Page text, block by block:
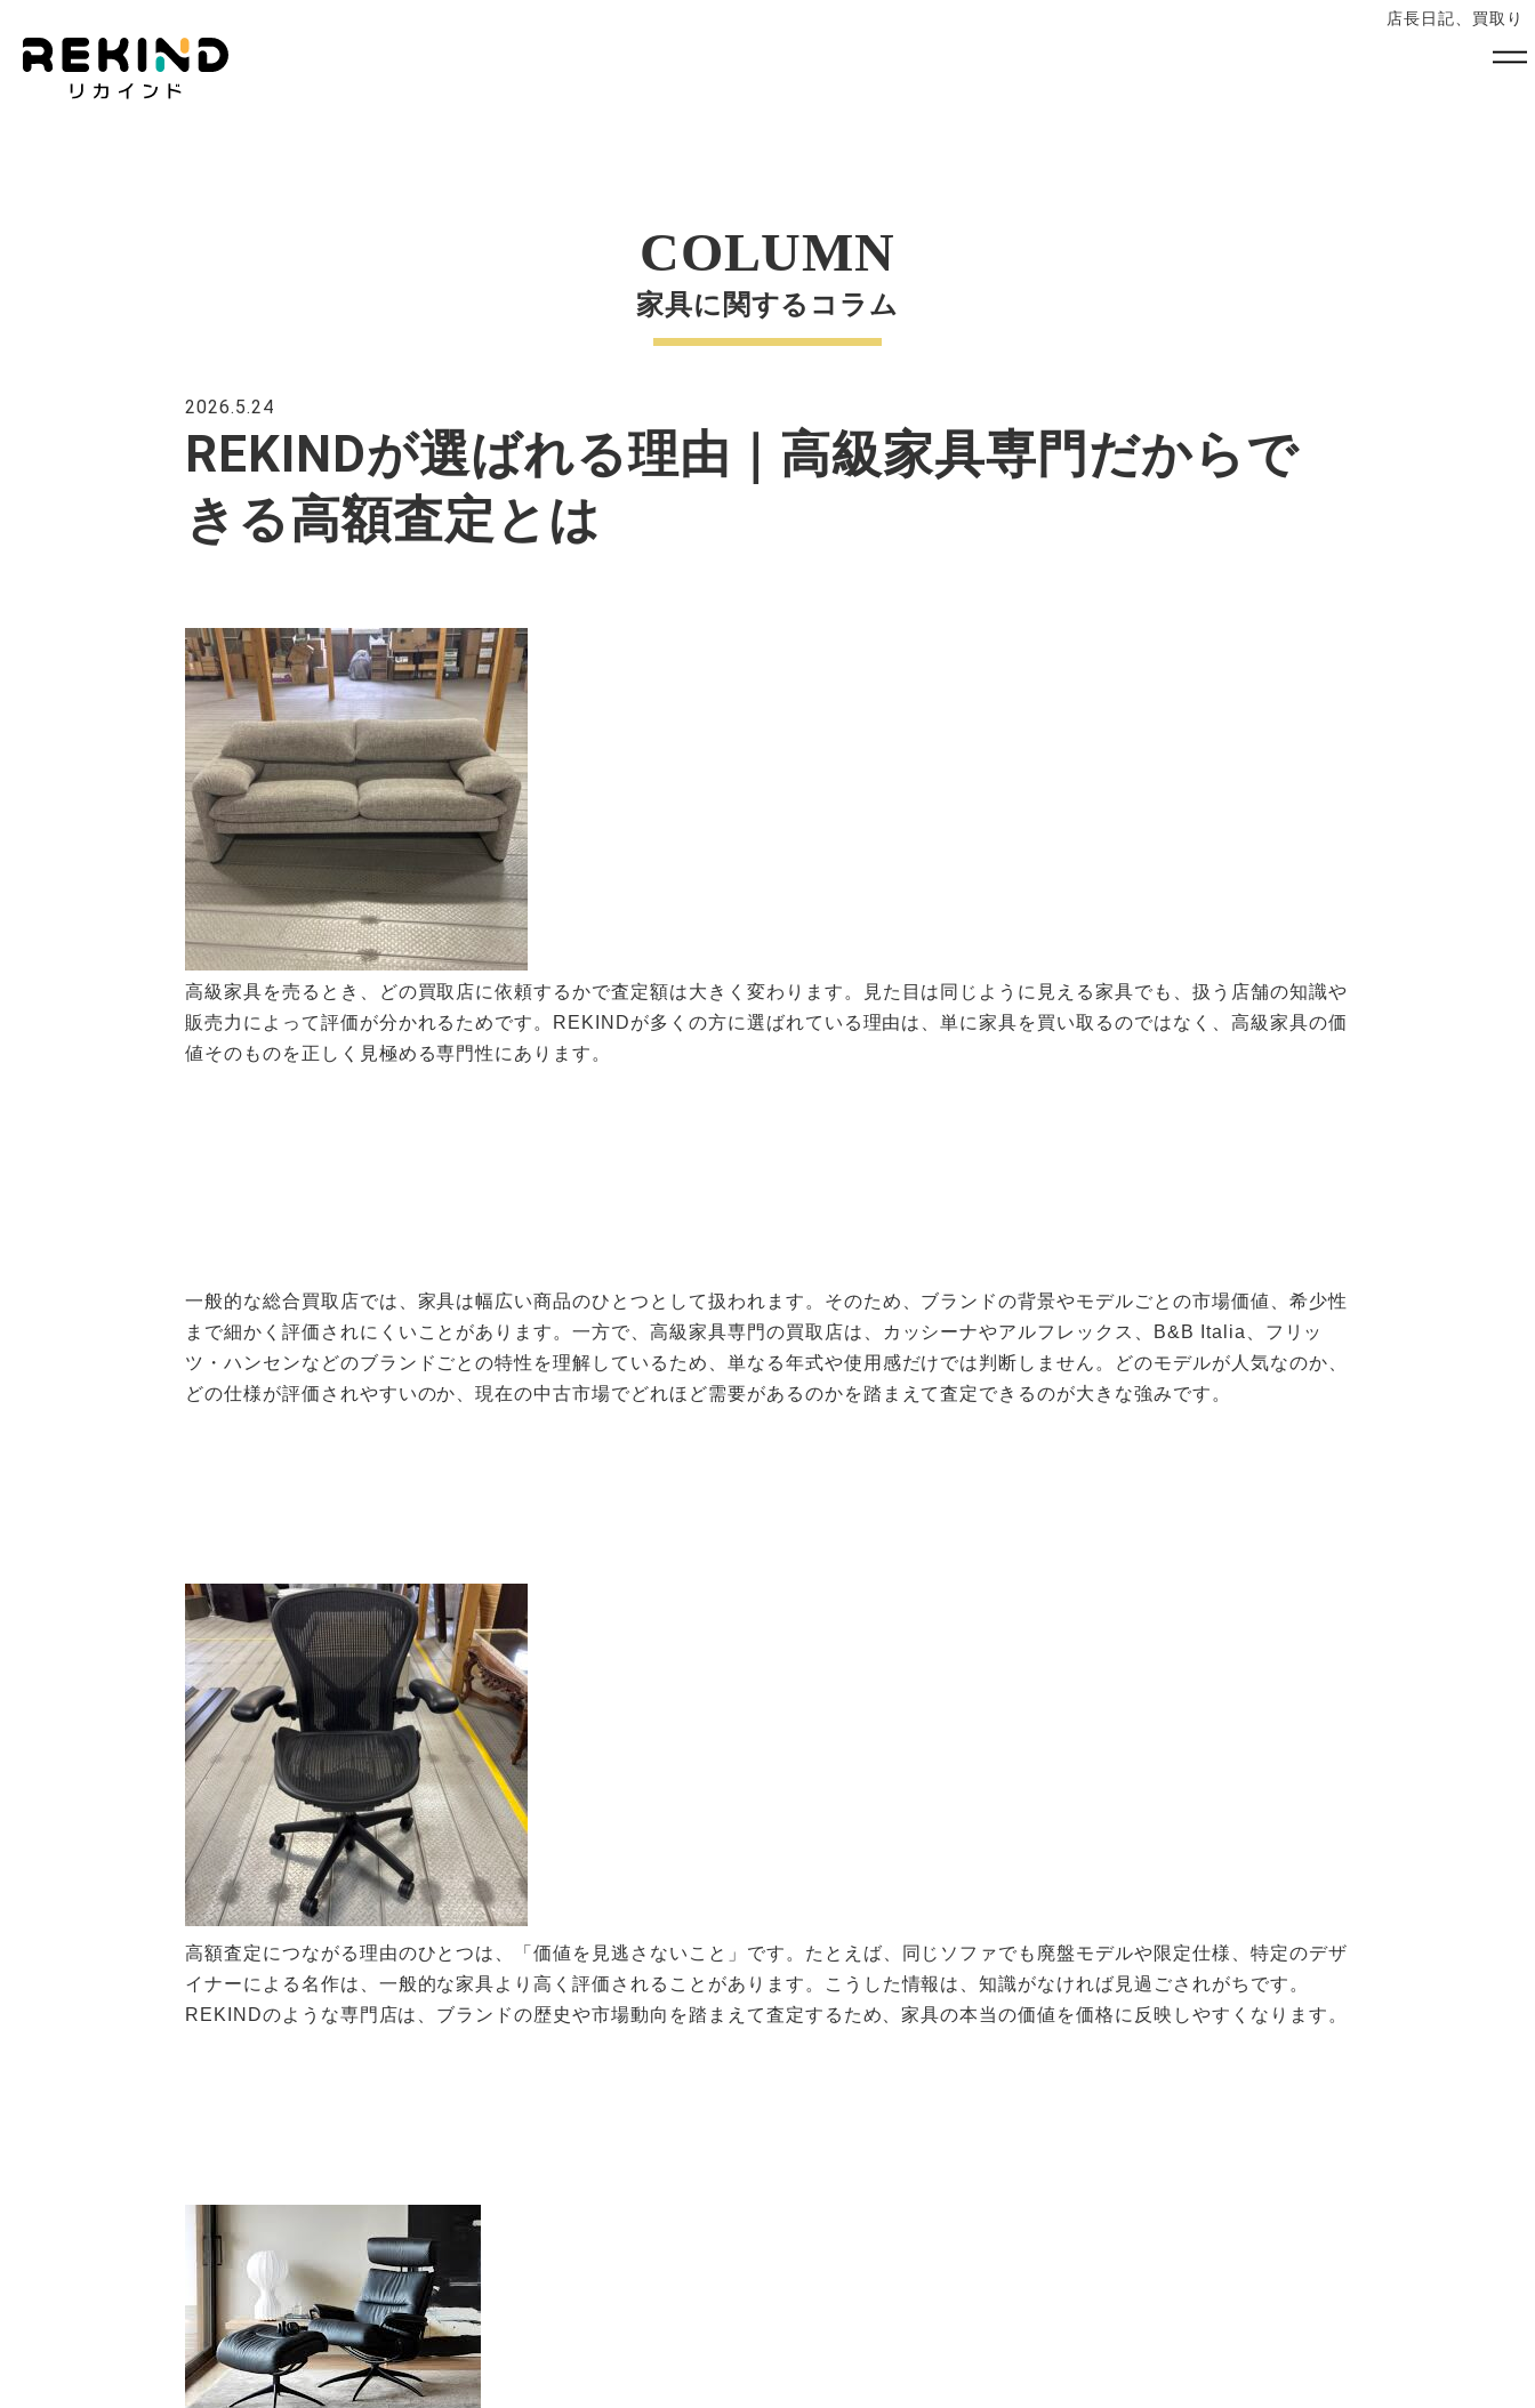
COLUMN
家具に関するコラム
2026.5.24
REKINDが選ばれる理由｜高級家具専門だからで
きる高額査定とは
店長日記、買取り
高級家具を売るとき、どの買取店に依頼するかで査定額は大きく変わります。見た目は同じように見える家具でも、扱う店舗の知識や
販売力によって評価が分かれるためです。REKINDが多くの方に選ばれている理由は、単に家具を買い取るのではなく、高級家具の価
値そのものを正しく見極める専門性にあります。
一般的な総合買取店では、家具は幅広い商品のひとつとして扱われます。そのため、ブランドの背景やモデルごとの市場価値、希少性
まで細かく評価されにくいことがあります。一方で、高級家具専門の買取店は、カッシーナやアルフレックス、B&B Italia、フリッ
ツ・ハンセンなどのブランドごとの特性を理解しているため、単なる年式や使用感だけでは判断しません。どのモデルが人気なのか、
どの仕様が評価されやすいのか、現在の中古市場でどれほど需要があるのかを踏まえて査定できるのが大きな強みです。
高額査定につながる理由のひとつは、「価値を見逃さないこと」です。たとえば、同じソファでも廃盤モデルや限定仕様、特定のデザ
イナーによる名作は、一般的な家具より高く評価されることがあります。こうした情報は、知識がなければ見過ごされがちです。
REKINDのような専門店は、ブランドの歴史や市場動向を踏まえて査定するため、家具の本当の価値を価格に反映しやすくなります。